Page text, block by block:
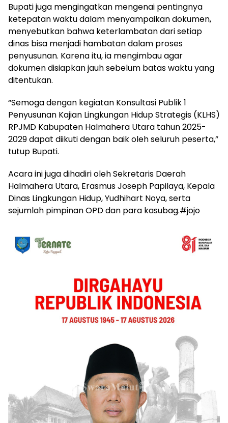
Bupati juga mengingatkan mengenai pentingnya
ketepatan waktu dalam menyampaikan dokumen,
menyebutkan bahwa keterlambatan dari setiap
dinas bisa menjadi hambatan dalam proses
penyusunan. Karena itu, ia mengimbau agar
dokumen disiapkan jauh sebelum batas waktu yang
ditentukan.
“Semoga dengan kegiatan Konsultasi Publik 1
Penyusunan Kajian Lingkungan Hidup Strategis (KLHS)
RPJMD Kabupaten Halmahera Utara tahun 2025-
2029 dapat diikuti dengan baik oleh seluruh peserta,”
tutup Bupati.
Acara ini juga dihadiri oleh Sekretaris Daerah
Halmahera Utara, Erasmus Joseph Papilaya, Kepala
Dinas Lingkungan Hidup, Yudhihart Noya, serta
sejumlah pimpinan OPD dan para kasubag.#jojo